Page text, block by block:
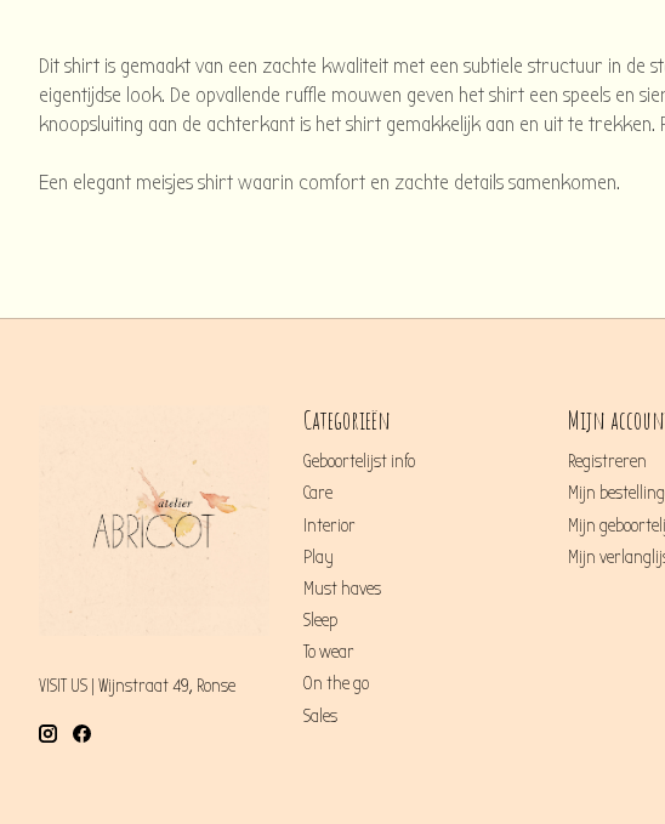
Dit shirt is gemaakt van een zachte kwaliteit met een subtiele structuur in
eigentijdse look. De opvallende ruffle mouwen geven het shirt een speels en
knoopsluiting aan de achterkant is het shirt gemakkelijk aan en uit te
Een elegant meisjes shirt waarin comfort en zachte details samenkomen.
VISIT US | Wijnstraat 49, Ronse
Categorieën
Geboortelijst info
Care
Interior
Play
Must haves
Sleep
To wear
On the go
Sales
Mijn
Registreren
Mijn
Mijn
Mijn